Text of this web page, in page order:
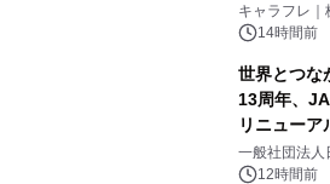
キャラフレ｜
デザインズ
14時間前
世界とつな
13周年、
リニューア
一般社団法人
12時間前